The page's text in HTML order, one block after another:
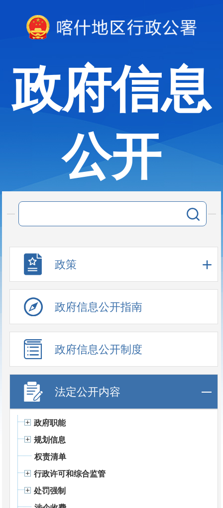
政府信息
公开
政策
政府信息公开指南
政府信息公开制度
法定公开内容
政府职能
规划信息
权责清单
行政许可和综合监管
处罚强制